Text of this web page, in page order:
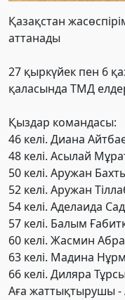
Қазақстан
аттанады
27 қыркүйек пен 6
қаласында ТМД
Қыздар командасы:
46 келі. Диана
48 келі. Асылай
50 келі. Аружан
52 келі. Аружан
54 келі. Аделаида
57 келі. Балым
60 келі. Жасмин
63 келі. Мадина
66 келі. Диляра
Аға жаттықтырушы -